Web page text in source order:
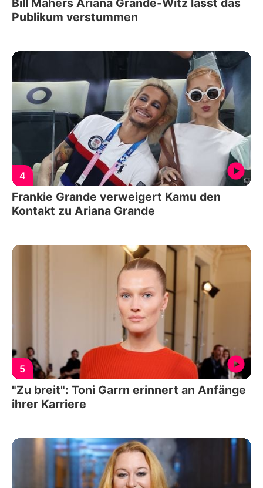
Bill Mahers Ariana Grande-Witz lässt das
Publikum verstummen
4
Frankie Grande verweigert Kamu den
Kontakt zu Ariana Grande
5
"Zu breit": Toni Garrn erinnert an Anfänge
ihrer Karriere